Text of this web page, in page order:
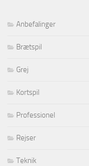
Anbefalinger
Brætspil
Grej
Kortspil
Professionel
Rejser
Teknik